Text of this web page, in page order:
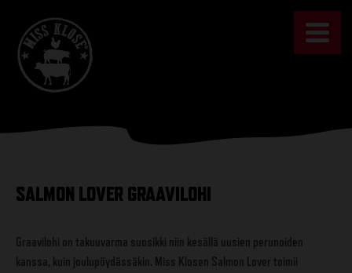
content
SALMON LOVER GRAAVILOHI
Graavilohi on takuuvarma suosikki niin kesällä uusien perunoiden
kanssa, kuin joulupöydässäkin. Miss Klosen Salmon Lover toimii